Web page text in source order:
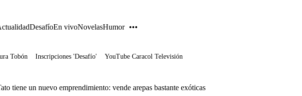
DesafíoEn vivoNovelasHumor
Tobón Inscripciones 'Desafío' YouTube Caracol Televisión
tiene un nuevo emprendimiento: vende arepas bastante exóticas